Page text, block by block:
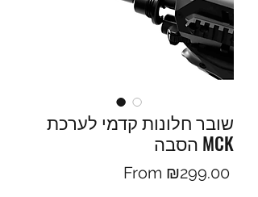
שובר חלונות קדמי לערכת
הסבה MCK
From ₪299.00Sale